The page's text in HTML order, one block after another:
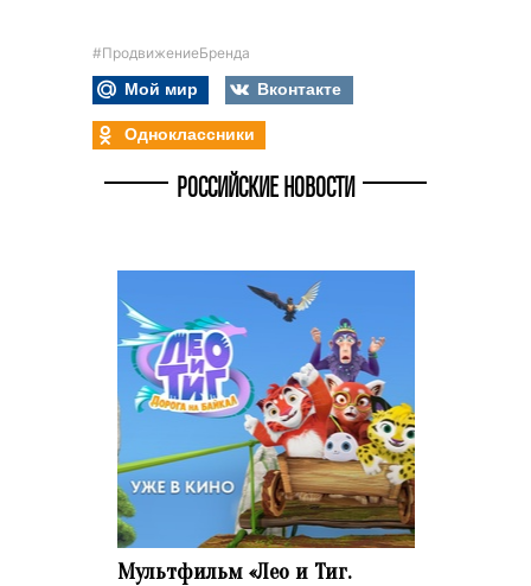
#ПродвижениеБренда
Мой мир
Вконтакте
Одноклассники
РОССИЙСКИЕ НОВОСТИ
Мультфильм «Лео и Тиг.